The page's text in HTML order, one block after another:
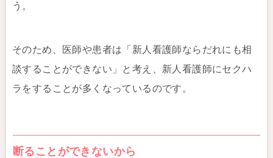
う。
そのため、医師や患者は「新人看護師ならだれにも相
談することができない」と考え、新人看護師にセクハ
ラをすることが多くなっているのです。
断ることができないから